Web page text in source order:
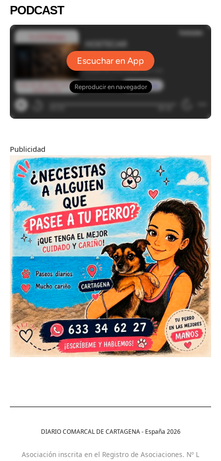
PODCAST
Publicidad
DIARIO COMARCAL DE CARTAGENA - España 2026
Asociación inscrita en el Registro de Asociaciones. Nº L